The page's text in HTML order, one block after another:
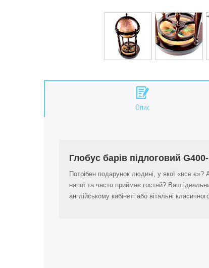
Опис
Глобус барів підлоговий
Потрібен подарунок людині, у якої «все
напої та часто приймає гостей? Ваш
англійському кабінеті або вітальні